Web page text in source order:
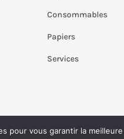
Consommables
Papiers
Services
pour vous garantir la